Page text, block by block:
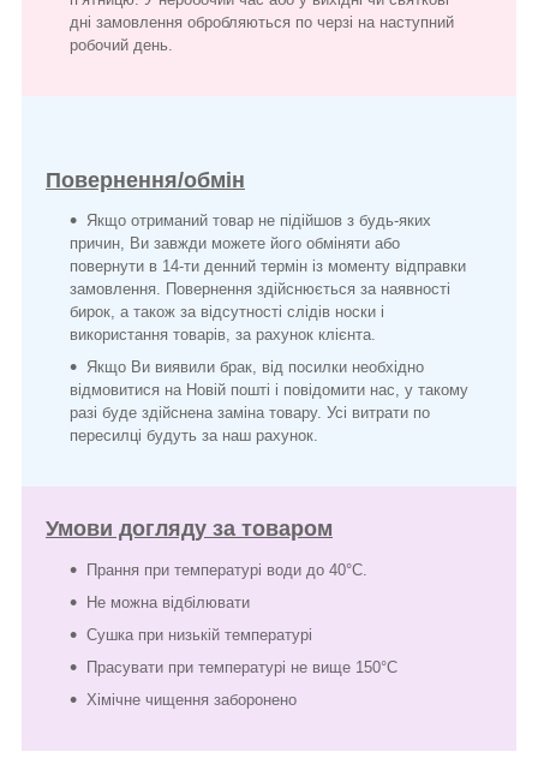
дні замовлення обробляються по черзі на наступний
робочий день.
Повернення/обмін
Якщо отриманий товар не підійшов з будь-яких
причин, Ви завжди можете його обміняти або
повернути в 14-ти денний термін із моменту відправки
замовлення. Повернення здійснюється за наявності
бирок, а також за відсутності слідів носки і
використання товарів, за рахунок клієнта.
Якщо Ви виявили брак, від посилки необхідно
відмовитися на Новій пошті і повідомити нас, у такому
разі буде здійснена заміна товару. Усі витрати по
пересилці будуть за наш рахунок.
Умови догляду за товаром
Прання при температурі води до 40°C.
Не можна відбілювати
Сушка при низькій температурі
Прасувати при температурі не вище 150°C
Хімічне чищення заборонено